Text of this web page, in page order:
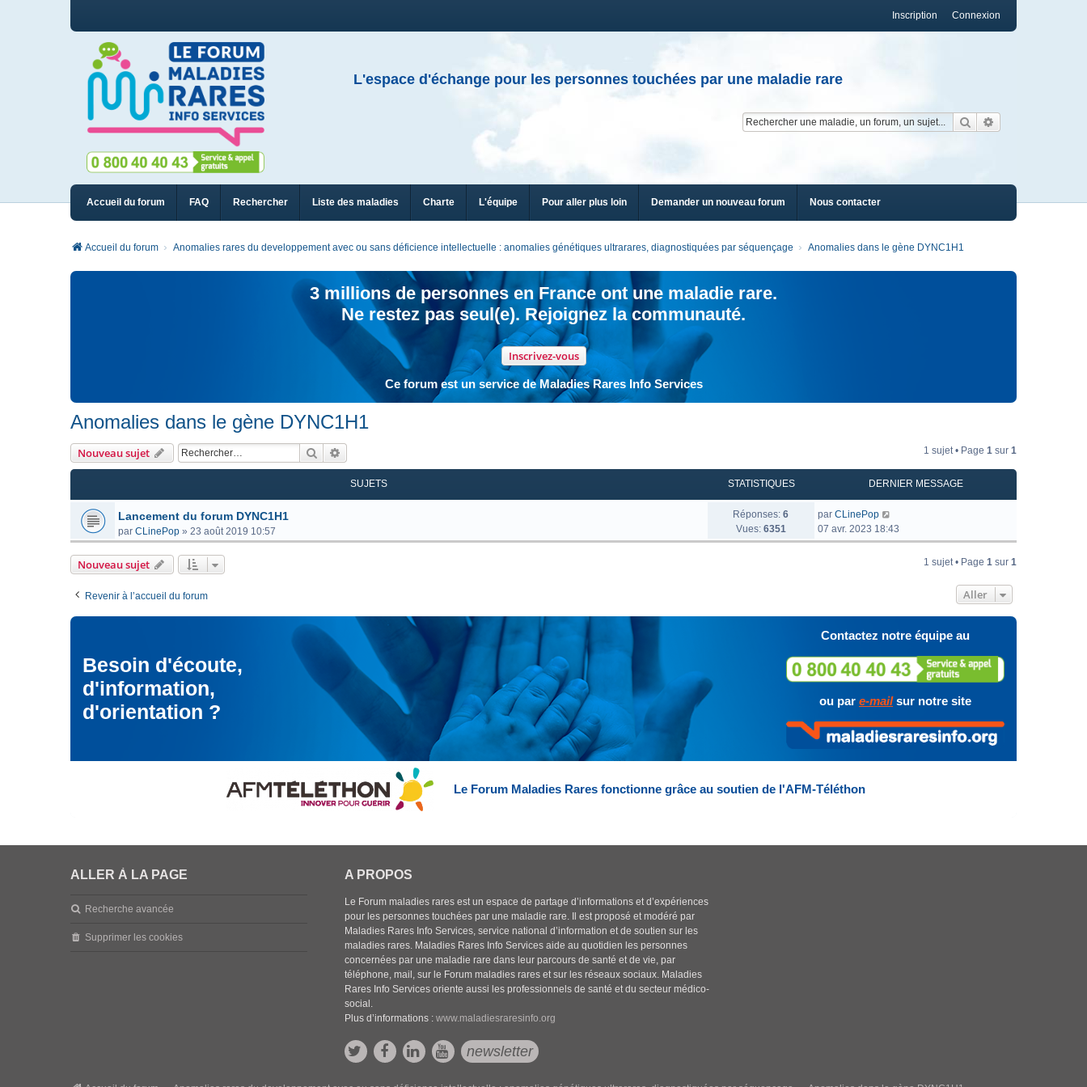
Connexion
Inscription
L'espace d'échange pour les personnes touchées par une maladie rare
Rechercher
Accueil du forum FAQ Rechercher Liste des maladies Charte L'équipe Pour aller plus loin Demander un nouveau forum Nous contacter
Accueil du forum Anomalies rares du developpement avec ou sans déficience intellectuelle : anomalies génétiques ultrarares, diagnostiquées par séquençage Anomalies dans le gène DYNC1H1
3 millions de personnes en France ont une maladie rare.
Ne restez pas seul(e). Rejoignez la communauté.
Inscrivez-vous
Ce forum est un service de Maladies Rares Info Services
Anomalies dans le gène DYNC1H1
Nouveau sujet Rechercher 1 sujet • Page 1 sur 1
SUJETS STATISTIQUES DERNIER MESSAGE
Lancement du forum DYNC1H1
par CLinePop » 23 août 2019 10:57
Réponses: 6
Vues: 6351
par CLinePop
07 avr. 2023 18:43
Nouveau sujet 1 sujet • Page 1 sur 1
Revenir à l’accueil du forum Aller
Besoin d'écoute,
d'information,
d'orientation ?
Contactez notre équipe au
ou par e-mailsur notre site
Le Forum Maladies Rares fonctionne grâce au soutien de l'AFM-Téléthon
ALLER À LA PAGE
Recherche avancée
Supprimer les cookies
A PROPOS
Le Forum maladies rares est un espace de partage d’informations et d’expériences
pour les personnes touchées par une maladie rare. Il est proposé et modéré par
Maladies Rares Info Services, service national d’information et de soutien sur les
maladies rares. Maladies Rares Info Services aide au quotidien les personnes
concernées par une maladie rare dans leur parcours de santé et de vie, par
téléphone, mail, sur le Forum maladies rares et sur les réseaux sociaux. Maladies
Rares Info Services oriente aussi les professionnels de santé et du secteur médico-
social.
Plus d’informations :www.maladiesraresinfo.org
newsletter